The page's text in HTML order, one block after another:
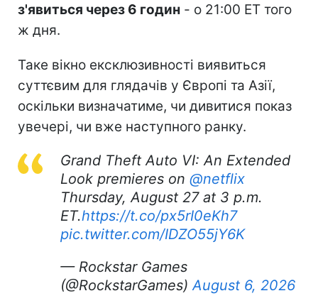
з'явиться через 6 годин - о 21:00 ET того
ж дня.
Таке вікно ексклюзивності виявиться
суттєвим для глядачів у Європі та Азії,
оскільки визначатиме, чи дивитися показ
увечері, чи вже наступного ранку.
Grand Theft Auto VI: An Extended
Look premieres on @netflix
Thursday, August 27 at 3 p.m.
ET.https://t.co/px5rI0eKh7
pic.twitter.com/IDZO55jY6K
— Rockstar Games
(@RockstarGames) August 6, 2026